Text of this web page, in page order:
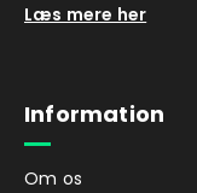
Læs mere her
Information
Om os